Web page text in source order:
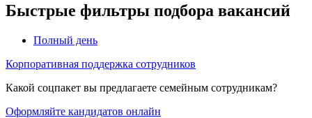
Быстрые фильтры подбора вакансий
Полный день
Корпоративная поддержка сотрудников
Какой соцпакет вы предлагаете семейным сотрудникам?
Оформляйте кандидатов онлайн